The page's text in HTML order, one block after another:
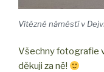
Vítězné náměstí v
Všechny fotografie
děkuji za ně!